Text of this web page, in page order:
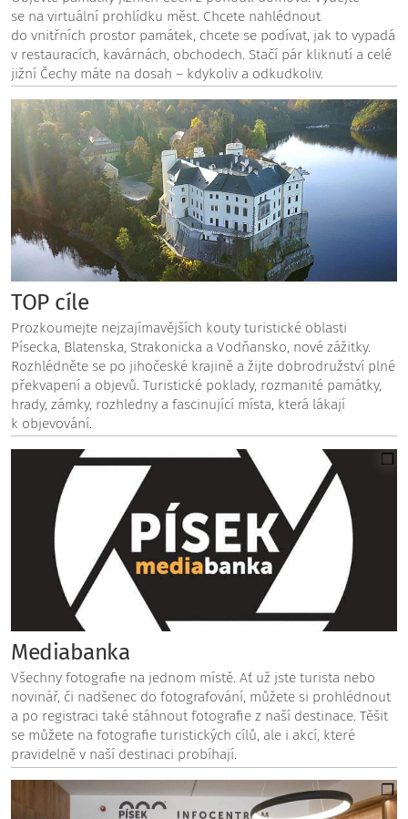
se na virtuální prohlídku měst. Chcete nahlédnout
do vnitřních prostor památek, chcete se podívat, jak to vypadá
v restauracích, kavárnách, obchodech. Stačí pár kliknutí a celé
jižní Čechy máte na dosah – kdykoliv a odkudkoliv.
TOP cíle
Prozkoumejte nejzajímavějších kouty turistické oblasti
Písecka, Blatenska, Strakonicka a Vodňansko, nové zážitky.
Rozhlédněte se po jihočeské krajině a žijte dobrodružství plné
překvapení a objevů. Turistické poklady, rozmanité památky,
hrady, zámky, rozhledny a fascinující místa, která lákají
k objevování.
Mediabanka
Všechny fotografie na jednom místě. Ať už jste turista nebo
novinář, či nadšenec do fotografování, můžete si prohlédnout
a po registraci také stáhnout fotografie z naší destinace. Těšit
se můžete na fotografie turistických cílů, ale i akcí, které
pravidelně v naší destinaci probíhají.